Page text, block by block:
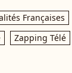
Françaises
Zapping Télé